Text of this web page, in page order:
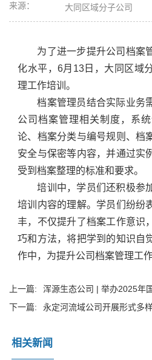
来源：
大同区域分子公司
为了进一步提升公司档案
化水平，6月13日，大同区域
理工作培训。
档案管理员结合实际业务
公司档案管理相关制度，系
论、档案分类与编号规则、档
安全与保密等内容，并通过实
受到档案整理的标准和要求。
培训中，学员们还积极参
培训内容的理解。学员们纷纷
丰，不仅提升了档案工作意识
巧和方法，将把学到的知识自
作中，为提升公司档案管理工
上一篇:
浑源生态公司 | 举办2025年
下一篇:
永定河流域公司开展形式多
相关新闻